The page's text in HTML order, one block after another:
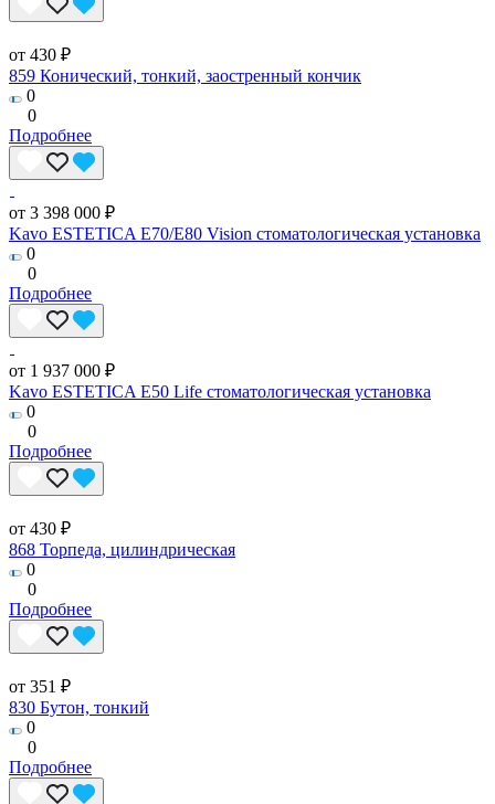
от 430 ₽
859 Конический, тонкий, заостренный кончик
0
0
Подробнее
от 3 398 000 ₽
Kavo ESTETICA E70/E80 Vision стоматологическая установка
0
0
Подробнее
от 1 937 000 ₽
Kavo ESTETICA E50 Life стоматологическая установка
0
0
Подробнее
от 430 ₽
868 Торпеда, цилиндрическая
0
0
Подробнее
от 351 ₽
830 Бутон, тонкий
0
0
Подробнее